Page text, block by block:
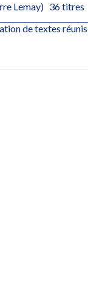
Lemay) 36 titres
de textes